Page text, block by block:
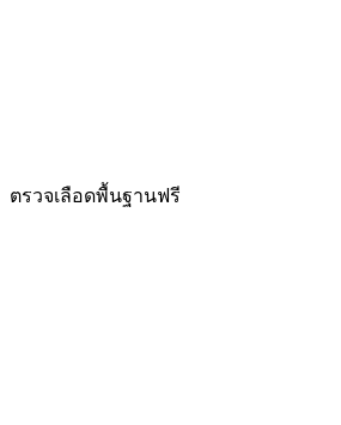
ตรวจเลือดพื้นฐานฟรี